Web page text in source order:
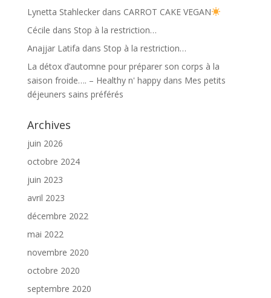
Lynetta Stahleckerdans CARROT CAKE VEGAN
Cécile dans Stop à la restriction…
Anajjar Latifa dans Stop à la restriction…
La détox d’automne pour préparer son corps à la
saison froide…. – Healthy n' happydans Mes petits
déjeuners sains préférés
Archives
juin 2026
octobre 2024
juin 2023
avril 2023
décembre 2022
mai 2022
novembre 2020
octobre 2020
septembre 2020